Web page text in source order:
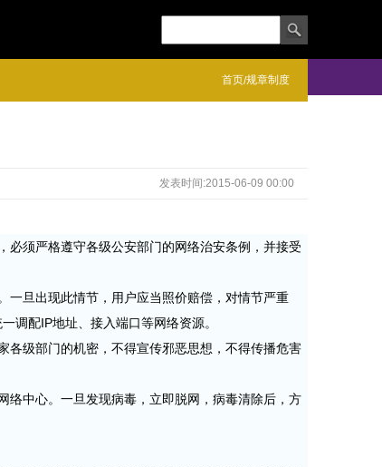
首页/规章制度
发表时间:2015-06-09 00:00
必须严格遵守各级公安部门的网络治安条例，并接受
一旦出现此情节，用户应当照价赔偿，对情节严重
调配IP地址、接入端口等网络资源。
各级部门的机密，不得宣传邪恶思想，不得传播危害
络中心。一旦发现病毒，立即脱网，病毒清除后，方